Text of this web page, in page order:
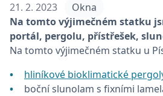
21. 2. 2023
Okna
Na tomto výjimečném statku
portál, pergolu, přístřešek,
Na tomto výjimečném statku u
hliníkové bioklimatické
boční slunolam s fixními